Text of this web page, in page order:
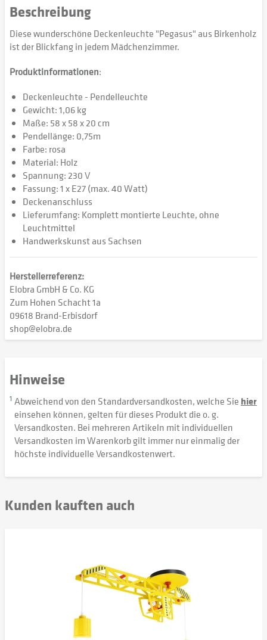
Beschreibung
Diese wunderschöne Deckenleuchte "Pegasus" aus Birkenholz
ist der Blickfang in jedem Mädchenzimmer.
Produktinformationen:
Deckenleuchte - Pendelleuchte
Gewicht: 1,06 kg
Maße: 58 x 58 x 20 cm
Pendellänge: 0,75m
Farbe: rosa
Material: Holz
Spannung: 230 V
Fassung: 1 x E27 (max. 40 Watt)
Deckenanschluss
Lieferumfang: Komplett montierte Leuchte, ohne
Leuchtmittel
Handwerkskunst aus Sachsen
Herstellerreferenz:
Elobra GmbH & Co. KG
Zum Hohen Schacht 1a
09618 Brand-Erbisdorf
shop@elobra.de
Hinweise
1 Abweichend von den Standardversandkosten, welche Sie hier
einsehen können, gelten für dieses Produkt die o. g.
Versandkosten. Bei mehreren Artikeln mit individuellen
Versandkosten im Warenkorb gilt immer nur einmalig der
höchste individuelle Versandkostenwert.
Kunden kauften auch